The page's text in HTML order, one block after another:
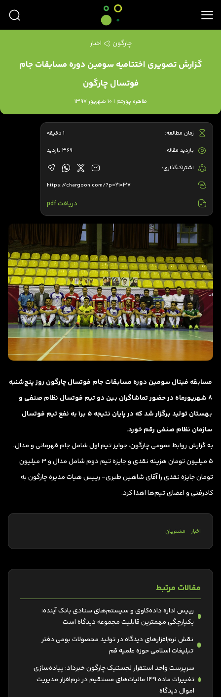
چارگون اخبار
گزارش تصویری اختتامیه سومین دوره مسابقات جام
فوتسال چارگون
طاهره پورجم | 10 شهریور 1397
مسابقه فینال سومین دوره مسابقات جام فوتسال چارگون روز پنج‌شنبه
۸ شهریورماه در حضور تماشاگران بین دو تیم فوتسال نظام صنفی و
بهستان تولید برگزار شد که در پایان نتیجه 5 بر1 به نفع تیم فوتسال
سازمان نظام صنفی رقم خورد.
به گزارش روابط عمومی چارگون، جوایز تیم‌‌ اول شامل جام قهرمانی و مدال،
5 میلیون تومان هزینه نقدی و جایزه تیم دوم شامل مدال و 3 میلیون
تومان جایزه نقدی را آقای شاهین طبری- رییس هیات مدیره چارگون به
کادرفنی و اعضای تیم‌ها اهدا کرد.
اخبار مشتریان
مقالات مرتبط
رییس اداره داده‌کاوی و سیستم‌های ستادی بانک آینده:
یکپارچگی مهمترین قابلیت مجموعه دیدگاه است
نقش نرم‌افزارهای دیدگاه در تولید محصولات بومی دفتر
تبلیغات اسلامی حوزه علمیه قم
سرپرست واحد استقرار لجستیک چارگون خبرداد: پیاده‌سازی
تغییرات ماده 149 مالیات‌های مستقیم در نرم‌افزار مدیریت
اموال دیدگاه
زمان مطالعه: 1 دقیقه
بازدید مقاله: 369 بازدید
اشتراک‌گذاری:
https://chargoon.com/?p=21037
دریافت pdf